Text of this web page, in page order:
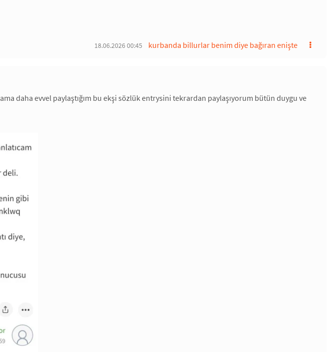
kurbanda billurlar benim diye bağıran enişte
18.06.2026 00:45
ama daha evvel paylaştığım bu ekşi sözlük entrysini tekrardan paylaşıyorum bütün duygu ve